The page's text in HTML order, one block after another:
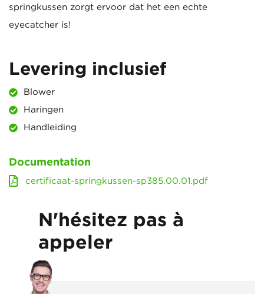
springkussen zorgt ervoor dat het een echte
eyecatcher is!
Levering inclusief
Blower
Haringen
Handleiding
Documentation
certificaat-springkussen-sp385.00.01.pdf
N'hésitez pas à
appeler